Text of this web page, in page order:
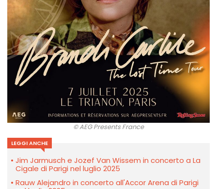
© AEG Presents France
LEGGI ANCHE
Jim Jarmusch e Jozef Van Wissem in concerto a La
Cigale di Parigi nel luglio 2025
Rauw Alejandro in concerto all'Accor Arena di Parigi